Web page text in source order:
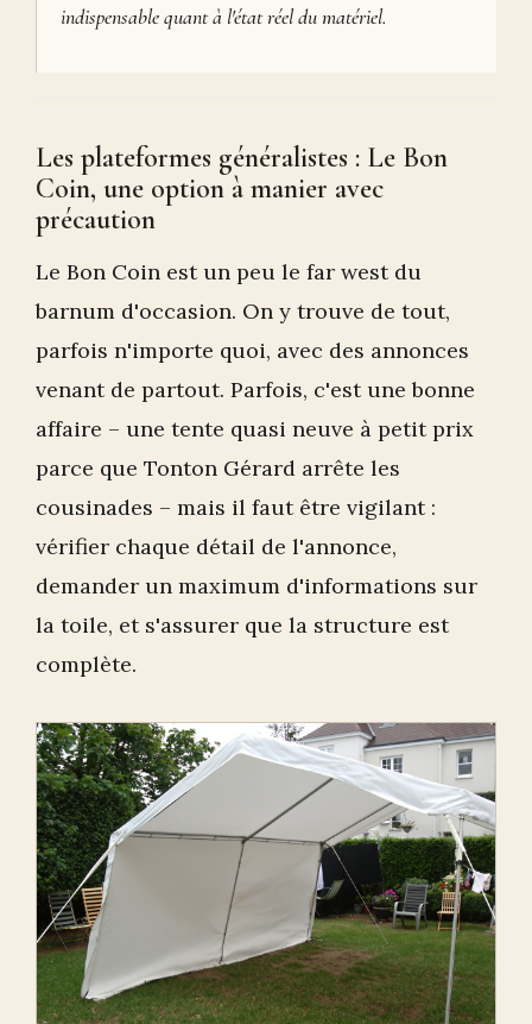
indispensable quant à l'état réel du matériel.
Les plateformes généralistes : Le Bon
Coin, une option à manier avec
précaution
Le Bon Coin est un peu le far west du
barnum d'occasion. On y trouve de tout,
parfois n'importe quoi, avec des annonces
venant de partout. Parfois, c'est une bonne
affaire – une tente quasi neuve à petit prix
parce que Tonton Gérard arrête les
cousinades – mais il faut être vigilant :
vérifier chaque détail de l'annonce,
demander un maximum d'informations sur
la toile, et s'assurer que la structure est
complète.